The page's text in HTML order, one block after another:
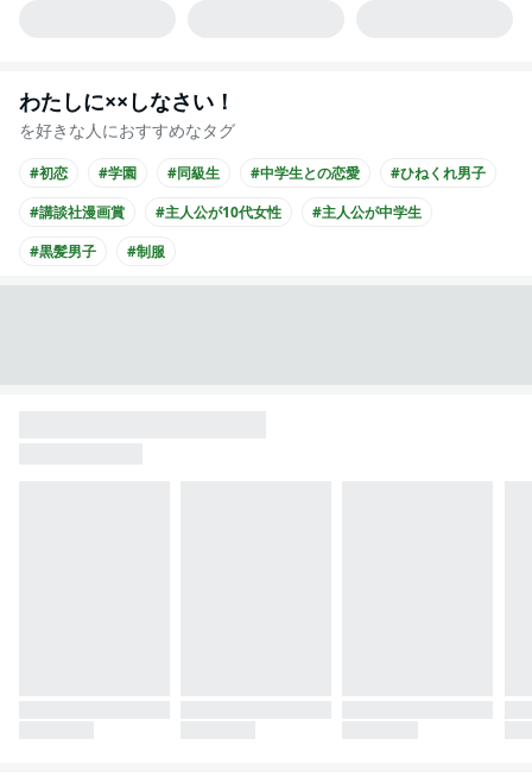
わたしに××しなさい！
を好きな人におすすめなタグ
#初恋 #学園 #同級生 #中学生との恋愛
#ひねくれ男子
#講談社漫画賞
#主人公が10代女性
#主人公が中学生
#黒髪男子
#制服